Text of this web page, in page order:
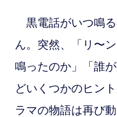
黒電話がいつ鳴
ん。突然、「リ〜
鳴ったのか」「誰
どいくつかのヒン
ラマの物語は再び